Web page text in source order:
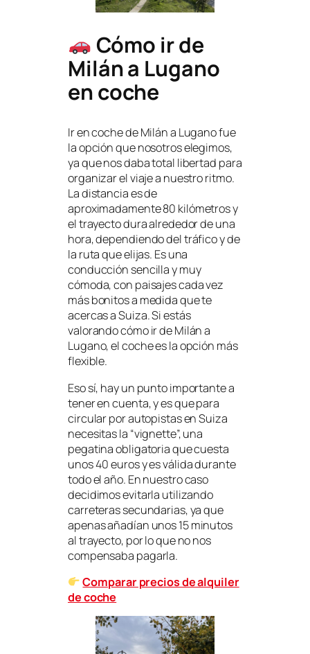
Cómo ir de
Milán a Lugano
en coche
Ir en coche de Milán a Lugano fue
la opción que nosotros elegimos,
ya que nos daba total libertad para
organizar el viaje a nuestro ritmo.
La distancia es de
aproximadamente 80 kilómetros y
el trayecto dura alrededor de una
hora, dependiendo del tráfico y de
la ruta que elijas. Es una
conducción sencilla y muy
cómoda, con paisajes cada vez
más bonitos a medida que te
acercas a Suiza. Si estás
valorando cómo ir de Milán a
Lugano, el coche es la opción más
flexible.
Eso sí, hay un punto importante a
tener en cuenta, y es que para
circular por autopistas en Suiza
necesitas la “vignette”, una
pegatina obligatoria que cuesta
unos 40 euros y es válida durante
todo el año. En nuestro caso
decidimos evitarla utilizando
carreteras secundarias, ya que
apenas añadían unos 15 minutos
al trayecto, por lo que no nos
compensaba pagarla.
Comparar precios de alquiler
de coche